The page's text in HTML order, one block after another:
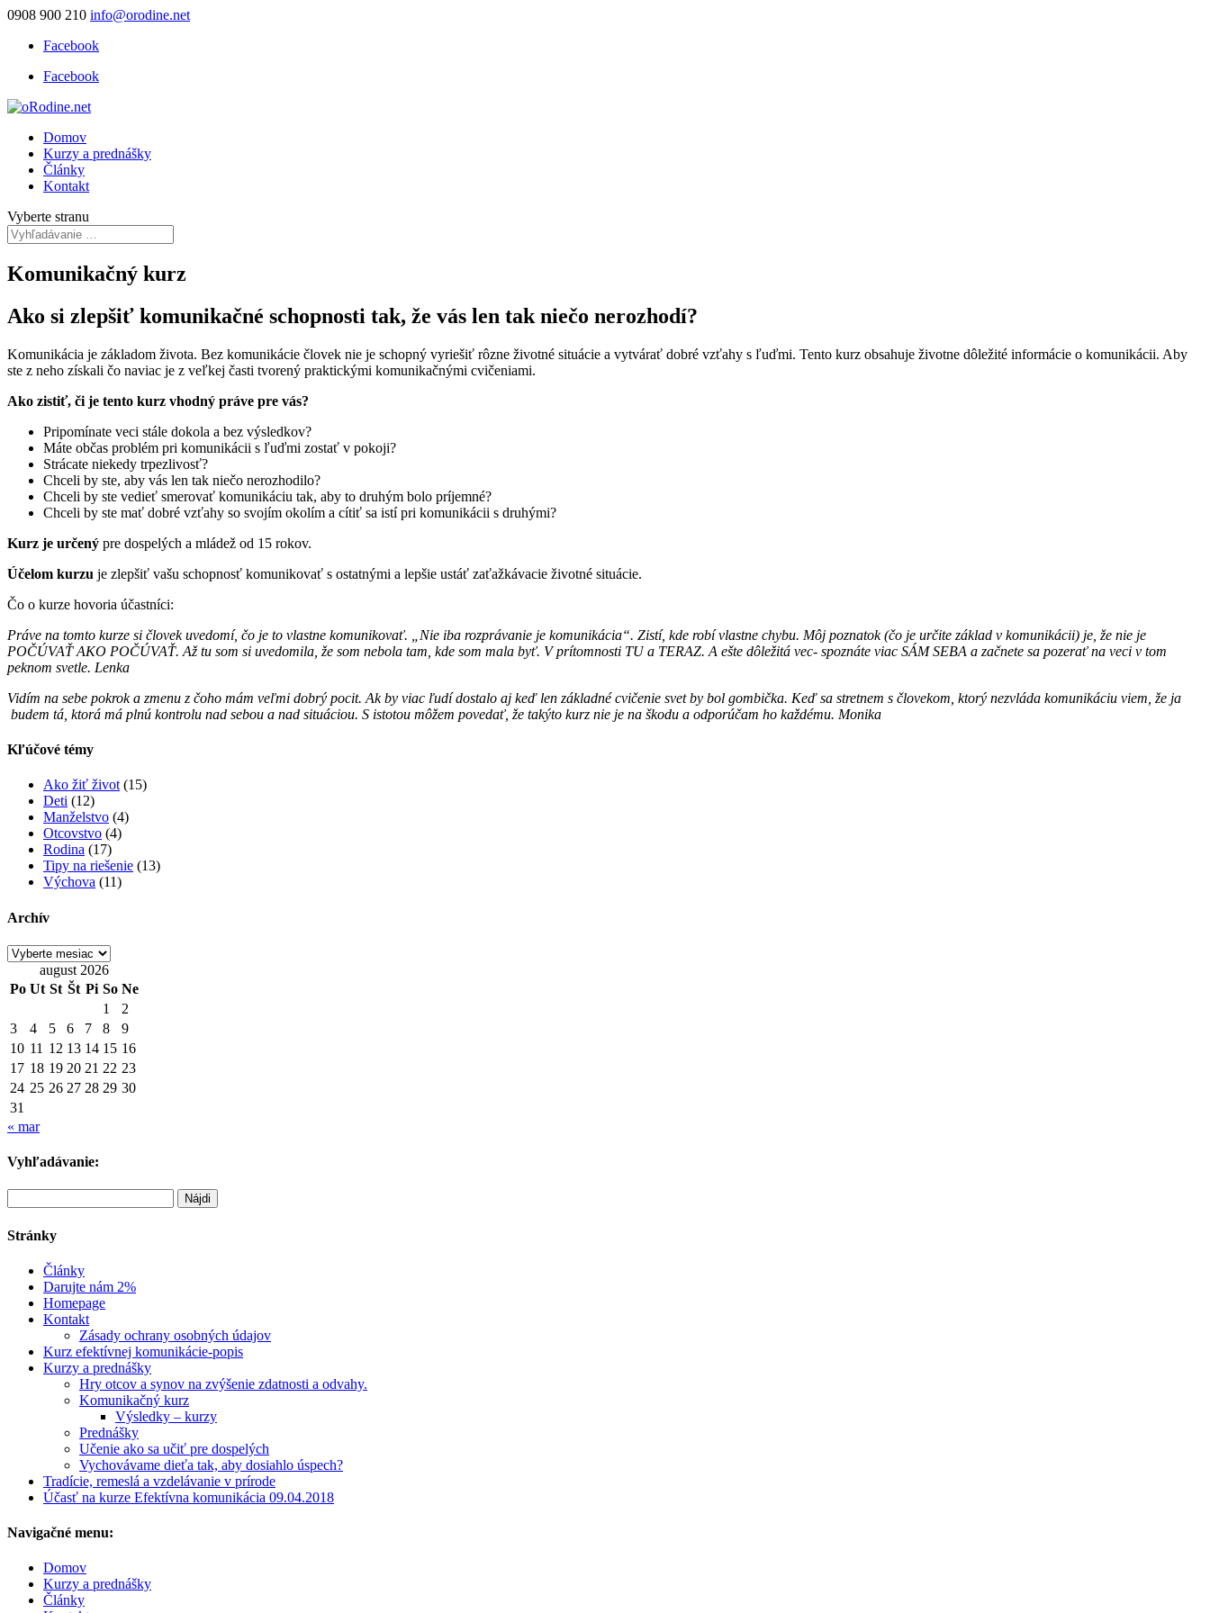
0908 900 210 info@orodine.net
Facebook
Facebook
Domov
Kurzy a prednášky
Články
Kontakt
Vyberte stranu
Komunikačný kurz
Ako si zlepšiť komunikačné schopnosti tak, že vás len tak niečo nerozhodí?
Komunikácia je základom života. Bez komunikácie človek nie je schopný vyriešiť rôzne životné situácie a vytvárať dobré vzťahy s ľuďmi. Tento kurz obsahuje životne dôležité informácie o komunikácii. Aby
ste z neho získali čo naviac je z veľkej časti tvorený praktickými komunikačnými cvičeniami.
Ako zistiť, či je tento kurz vhodný práve pre vás?
Pripomínate veci stále dokola a bez výsledkov?
Máte občas problém pri komunikácii s ľuďmi zostať v pokoji?
Strácate niekedy trpezlivosť?
Chceli by ste, aby vás len tak niečo nerozhodilo?
Chceli by ste vedieť smerovať komunikáciu tak, aby to druhým bolo príjemné?
Chceli by ste mať dobré vzťahy so svojím okolím a cítiť sa istí pri komunikácii s druhými?
Kurz je určený pre dospelých a mládež od 15 rokov.
Účelom kurzu je zlepšiť vašu schopnosť komunikovať s ostatnými a lepšie ustáť zaťažkávacie životné situácie.
Čo o kurze hovoria účastníci:
Práve na tomto kurze si človek uvedomí, čo je to vlastne komunikovať. „Nie iba rozprávanie je komunikácia“. Zistí, kde robí vlastne chybu. Môj poznatok (čo je určite základ v komunikácii) je, že nie je
POČÚVAŤ AKO POČÚVAŤ. Až tu som si uvedomila, že som nebola tam, kde som mala byť. V prítomnosti TU a TERAZ. A ešte dôležitá vec- spoznáte viac SÁM SEBA a začnete sa pozerať na veci v tom
peknom svetle. Lenka
Vidím na sebe pokrok a zmenu z čoho mám veľmi dobrý pocit. Ak by viac ľudí dostalo aj keď len základné cvičenie svet by bol gombička. Keď sa stretnem s človekom, ktorý nezvláda komunikáciu viem, že ja
budem tá, ktorá má plnú kontrolu nad sebou a nad situáciou. S istotou môžem povedať, že takýto kurz nie je na škodu a odporúčam ho každému. Monika
Kľúčové témy
Ako žiť život (15)
Deti (12)
Manželstvo (4)
Otcovstvo (4)
Rodina (17)
Tipy na riešenie (13)
Výchova (11)
Archív
Archív
august 2026
Po Ut St Št Pi So Ne
1
2
3
4 5 6 7 8
9
10 11 12 13 14 15 16
17 18 19 20 21 22 23
24 25 26 27 28 29 30
31
« mar
Vyhľadávanie:
Stránky
Články
Darujte nám 2%
Homepage
Kontakt
Zásady ochrany osobných údajov
Kurz efektívnej komunikácie-popis
Kurzy a prednášky
Hry otcov a synov na zvýšenie zdatnosti a odvahy.
Komunikačný kurz
Výsledky – kurzy
Prednášky
Učenie ako sa učiť pre dospelých
Vychovávame dieťa tak, aby dosiahlo úspech?
Tradície, remeslá a vzdelávanie v prírode
Účasť na kurze Efektívna komunikácia 09.04.2018
Navigačné menu:
Domov
Kurzy a prednášky
Články